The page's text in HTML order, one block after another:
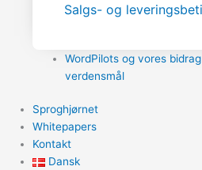
Salgs- og
WordPilots og vores bidrag
verdensmål
Sproghjørnet
Whitepapers
Kontakt
Dansk